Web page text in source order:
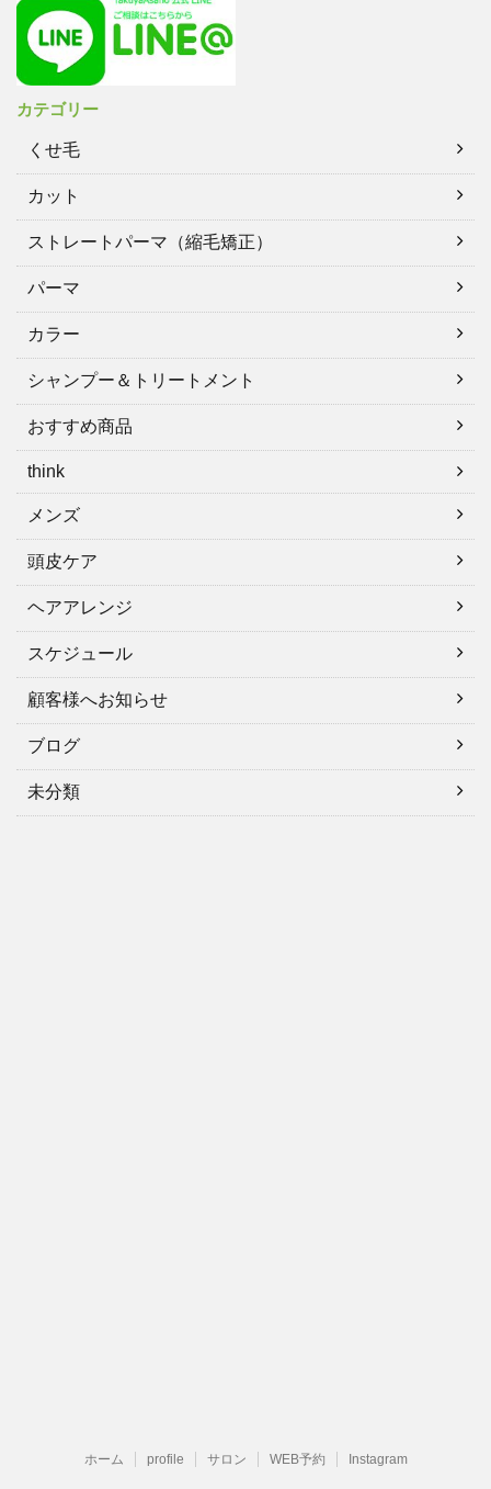
カテゴリー
くせ毛
カット
ストレートパーマ（縮毛矯正）
パーマ
カラー
シャンプー＆トリートメント
おすすめ商品
think
メンズ
頭皮ケア
ヘアアレンジ
スケジュール
顧客様へお知らせ
ブログ
未分類
ホーム profile サロン WEB予約 Instagram